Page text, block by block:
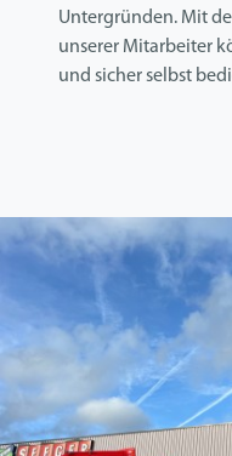
Untergründen. Mit
unserer Mitarbeiter
und sicher selbst